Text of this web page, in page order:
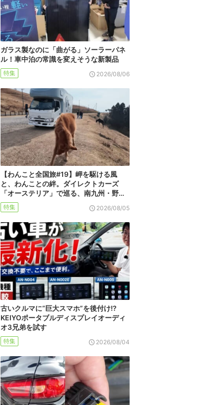
ガラス製なのに「曲がる」ソーラーパネ
ル！車中泊の常識を変えそうな新製品
特集 2026/08/06
【わんこと全国旅#19】岬を駆ける風
と、わんことの絆。ダイレクトカーズ
「オーステリア」で巡る、南九州・野…
特集 2026/08/05
古いクルマに“巨大スマホ”を後付け!?
KEIYOポータブルディスプレイオーディ
オ3兄弟を試す
特集 2026/08/04